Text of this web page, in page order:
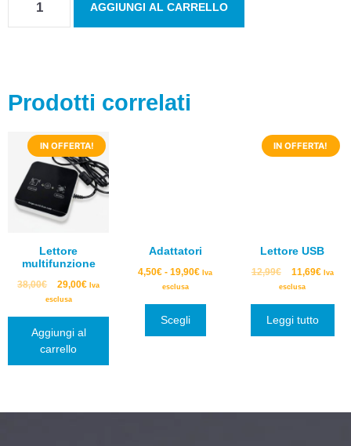
AGGIUNGI AL CARRELLO
Prodotti correlati
IN OFFERTA!
Lettore
multifunzione
38,00€ 29,00€ Iva
esclusa
Aggiungi al
carrello
Adattatori
4,50€ - 19,90€ Iva
esclusa
Scegli
IN OFFERTA!
Lettore USB
12,99€ 11,69€
Iva
esclusa
Leggi tutto